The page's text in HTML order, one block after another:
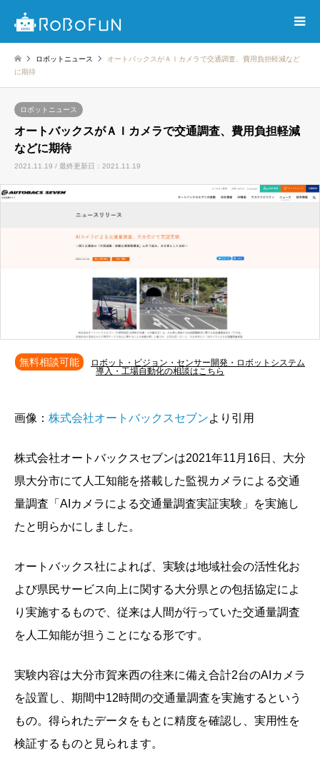
ロボットニュース
オートバックスがＡＩカメラで交通調査、費用負担軽減など
に期待
ロボットニュース
オートバックスがＡＩカメラで交通調査、費用負担軽減
などに期待
2021.11.19 / 最終更新日：2021.11.19
無料相談可能
ロボット・ビジョン・センサー開発・ロボットシステム
導入・工場自動化の相談はこちら
画像： 株式会社オートバックスセブンより引用
株式会社オートバックスセブンは2021年11月16日、大分
県大分市にて人工知能を搭載した監視カメラによる交通
量調査「AIカメラによる交通量調査実証実験」を実施し
たと明らかにしました。
オートバックス社によれば、実験は地域社会の活性化お
よび県民サービス向上に関する大分県との包括協定によ
り実施するもので、従来は人間が行っていた交通量調査
を人工知能が担うことになる形です。
実験内容は大分市賀来西の往来に備え合計2台のAIカメラ
を設置し、期間中12時間の交通量調査を実施するという
もの。得られたデータをもとに精度を確認し、実用性を
検証するものと見られます。